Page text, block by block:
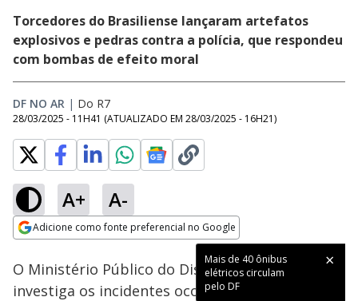
Torcedores do Brasiliense lançaram artefatos
explosivos e pedras contra a polícia, que respondeu
com bombas de efeito moral
DF NO AR | Do R7
28/03/2025 - 11H41 (ATUALIZADO EM 28/03/2025 - 16H21)
A+ A-
Adicione como fonte preferencial no Google
Mais de 40 ônibus
elétricos circulam
pelo DF
Ativar
Loaded
69.07%
O Ministério Público do Distrito Federal
investiga os incidentes ocorridos durante a